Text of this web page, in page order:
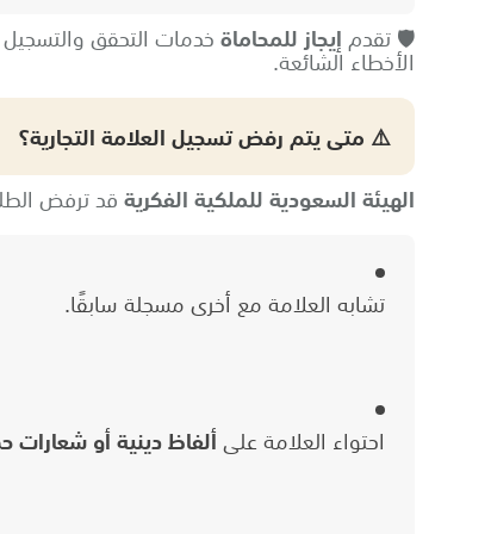
🛡️ تقدمإيجاز للمحاماةخدمات التحقق والتسجيل
الأخطاء الشائعة.
⚠️ متى يتم رفض تسجيل العلامة التجارية؟
الهيئة السعودية للملكية الفكريةقد ترفض
تشابه العلامة مع أخرى مسجلة سابقًا.
احتواء العلامة علىألفاظ دينية أو شعارات